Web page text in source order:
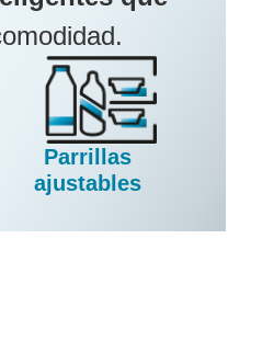
Parrillas
ajustables